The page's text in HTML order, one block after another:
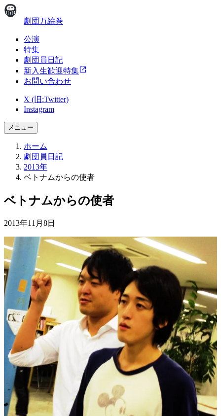
劇団万絵巻
公演
特集
劇団員日記
新入生歓迎特集
お問い合わせ
X (旧:Twitter)
Instagram
メニュー
ホーム
劇団員日記
2013年
ベトナムからの使者
ベトナムからの使者
2013年11月8日